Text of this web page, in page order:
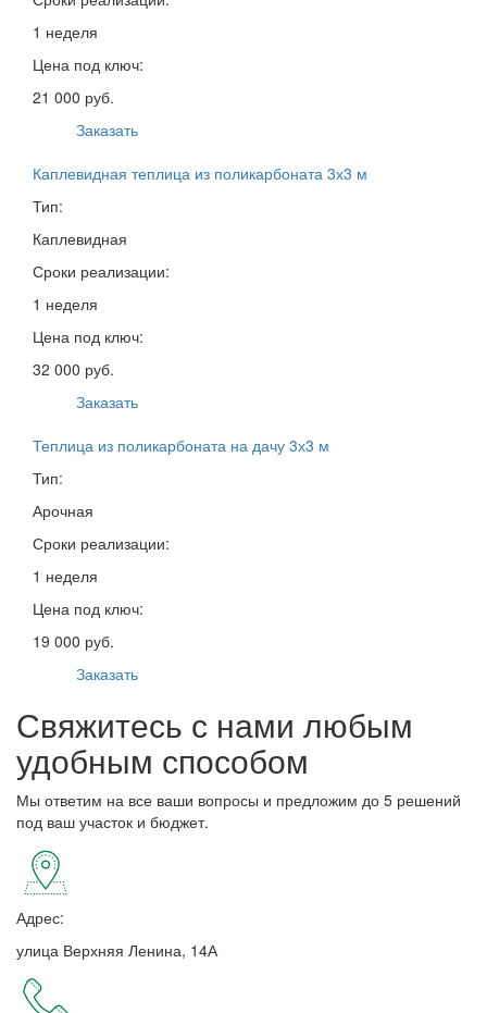
1 неделя
Цена под ключ:
21 000 руб.
Заказать
Каплевидная теплица из поликарбоната 3х3 м
Тип:
Каплевидная
Сроки реализации:
1 неделя
Цена под ключ:
32 000 руб.
Заказать
Теплица из поликарбоната на дачу 3х3 м
Тип:
Арочная
Сроки реализации:
1 неделя
Цена под ключ:
19 000 руб.
Заказать
Свяжитесь с нами любым
удобным способом
Мы ответим на все ваши вопросы и предложим до 5 решений
под ваш участок и бюджет.
Адрес:
улица Верхняя Ленина, 14А